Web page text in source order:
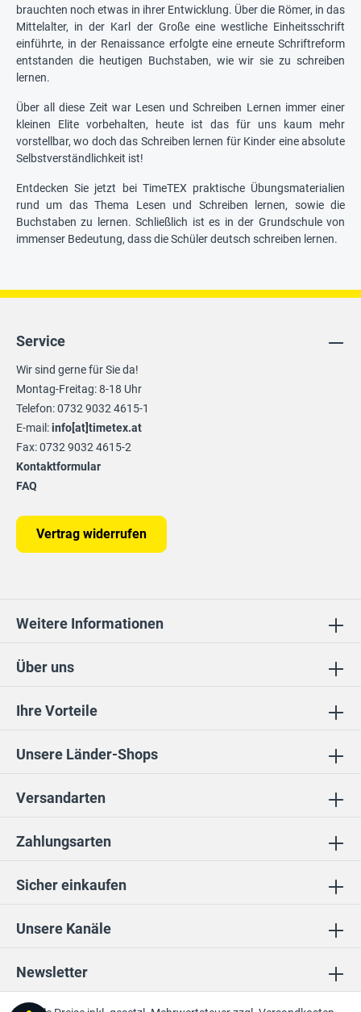
brauchten noch etwas in ihrer Entwicklung. Über die Römer, in das
Mittelalter, in der Karl der Große eine westliche Einheitsschrift
einführte, in der Renaissance erfolgte eine erneute Schriftreform
entstanden die heutigen Buchstaben, wie wir sie zu schreiben
lernen.
Über all diese Zeit war Lesen und Schreiben Lernen immer einer
kleinen Elite vorbehalten, heute ist das für uns kaum mehr
vorstellbar, wo doch das Schreiben lernen für Kinder eine absolute
Selbstverständlichkeit ist!
Entdecken Sie jetzt bei TimeTEX praktische Übungsmaterialien
rund um das Thema Lesen und Schreiben lernen, sowie die
Buchstaben zu lernen. Schließlich ist es in der Grundschule von
immenser Bedeutung, dass die Schüler deutsch schreiben lernen.
Unsere Kanäle
Ihre Vorteile
Unsere Länder-Shops
Sicher einkaufen
Über uns
Newsletter
Service
Wir sind gerne für Sie da!
Montag-Freitag: 8-18 Uhr
Telefon: 0732 9032 4615-1
E-mail:info[at]timetex.at
Fax: 0732 9032 4615-2
Kontaktformular
FAQ
Vertrag widerrufen
Weitere Informationen
Zahlungsarten
Versandarten